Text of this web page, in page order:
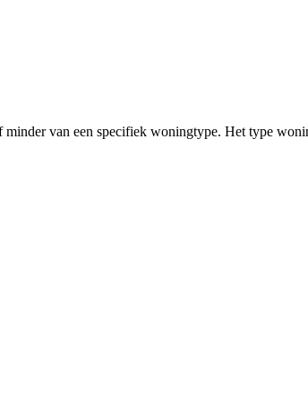
van een specifiek woningtype. Het type